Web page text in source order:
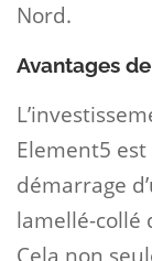
Nord.
Avantages
Element5
démarrage
lamellé-collé